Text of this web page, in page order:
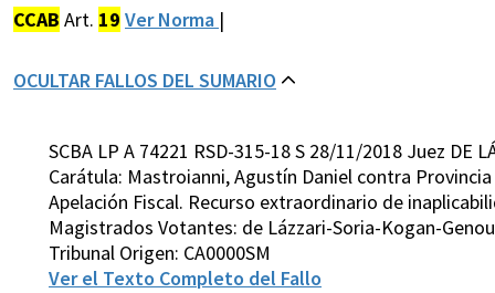
CCAB Art. 19 Ver Norma |
OCULTAR FALLOS DEL SUMARIO
SCBA LP A 74221 RSD-315-18 S 28/11/2018 Juez DE
Carátula: Mastroianni, Agustín Daniel contra
Apelación Fiscal. Recurso extraordinario de
Magistrados Votantes: de Lázzari-Soria-Kogan-
Tribunal Origen: CA0000SM
Ver el Texto Completo del Fallo